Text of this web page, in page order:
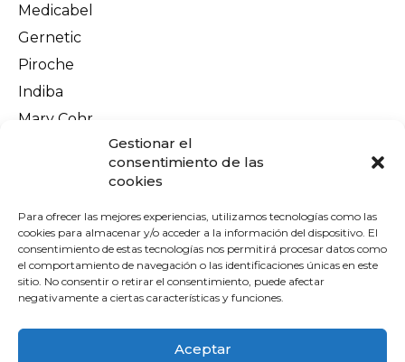
Gestionar el
consentimiento de las
cookies
Para ofrecer las mejores experiencias, utilizamos tecnologías como las
cookies para almacenar y/o acceder a la información del dispositivo. El
consentimiento de estas tecnologías nos permitirá procesar datos como
el comportamiento de navegación o las identificaciones únicas en este
sitio. No consentir o retirar el consentimiento, puede afectar
negativamente a ciertas características y funciones.
Aceptar
Medicabel
Gernetic
Piroche
Indiba
Mary Cohr
Información legal
Política de privacidad
Política de cookies
Terminos y condiciones
Envíos y devoluciones
Pago seguro